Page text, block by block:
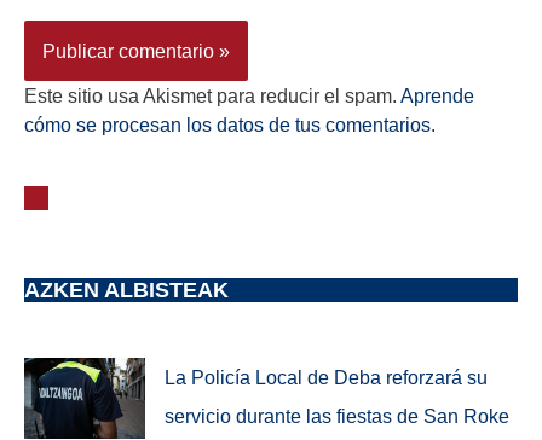
Este sitio usa Akismet para reducir el spam. Aprende
cómo se procesan los datos de tus comentarios.
AZKEN ALBISTEAK
La Policía Local de Deba reforzará su
servicio durante las fiestas de San Roke